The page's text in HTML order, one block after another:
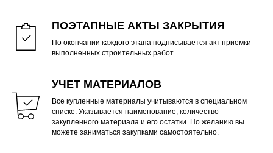
ПОЭТАПНЫЕ АКТЫ ЗАКРЫТИЯ
По окончании каждого этапа подписывается акт приемки
выполненных строительных работ.
УЧЕТ МАТЕРИАЛОВ
Все купленные материалы учитываются в специальном
списке. Указывается наименование, количество
закупленного материала и его остатки. По желанию вы
можете заниматься закупками самостоятельно.